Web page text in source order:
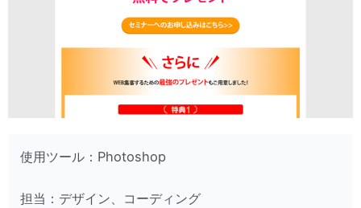
使用ツール：Photoshop
担当：デザイン、コーディング